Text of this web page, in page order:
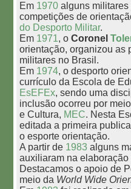
Em 1970 alguns militares
competições de
do Desporto Militar.
Em 1971, oCoronel
orientação, organizou as
militares no Brasil.
Em 1974, o desporto
currículo da Escola de
EsEFEx, sendo uma
inclusão ocorreu por
e Cultura, MEC. Nesta
editada a primeira
o esporte orientação.
A partir de 1983 alguns
auxiliaram na
Destacamos o apoio de
meio da World Wide